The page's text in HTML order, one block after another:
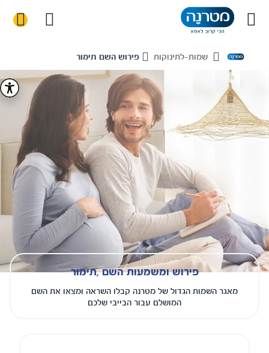
Home שמות-לתינוקות פירוש השם תימור
פירוש ומשמעות השם ,תימור
מאגר השמות הגדול של מטרנה קבלו השראה ומצאו את השם
המושלם עבור הבייבי שלכם